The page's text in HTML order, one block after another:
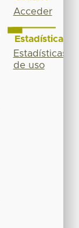
Acceder
Estadísticas
Estadísticas
de uso